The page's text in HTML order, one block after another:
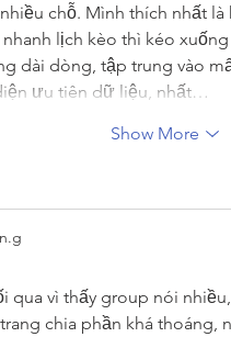
chỗ. Mình thích nhất là
lịch kèo thì kéo
dài dòng, tập trung vào
ưu tiên dữ liệu, nhất…
Show More
qua vì thấy group nói
chia phần khá thoáng,